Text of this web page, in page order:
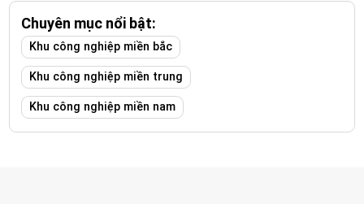
Chuyên mục nổi bật:
Khu công nghiệp miền bắc
Khu công nghiệp miền trung
Khu công nghiệp miền nam